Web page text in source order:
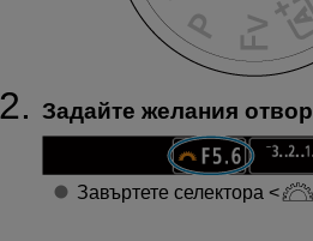
Задайте желания
Завъртете селектора